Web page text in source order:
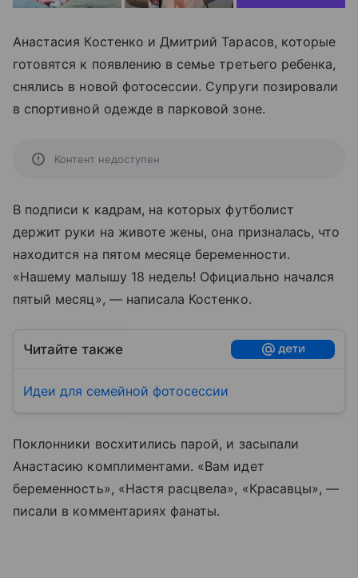
Анастасия Костенко и Дмитрий Тарасов, которые
готовятся к появлению в семье третьего ребенка,
снялись в новой фотосессии. Супруги позировали
в спортивной одежде в парковой зоне.
Контент недоступен
В подписи к кадрам, на которых футболист
держит руки на животе жены, она призналась, что
находится на пятом месяце беременности.
«Нашему малышу 18 недель! Официально начался
пятый месяц», — написала Костенко.
Читайте также
Идеи для семейной фотосессии
Поклонники восхитились парой, и засыпали
Анастасию комплиментами. «Вам идет
беременность», «Настя расцвела», «Красавцы», —
писали в комментариях фанаты.